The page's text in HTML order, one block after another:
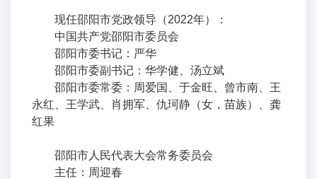
现任邵阳市党政领导（2022年）：
中国共产党邵阳市委员会
邵阳市委书记：严华
邵阳市委副书记：华学健、汤立斌
邵阳市委常委：周爱国、于金旺、曾市南、王
永红、王学武、肖拥军、仇珂静（女，苗族）、龚
红果
邵阳市人民代表大会常务委员会
主任：周迎春